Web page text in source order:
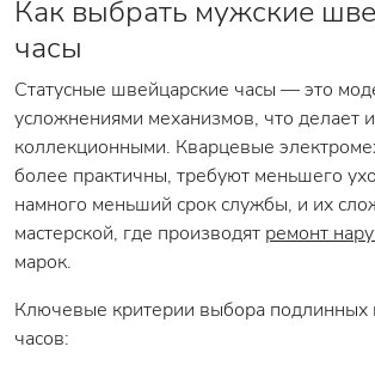
Как выбрать мужские
часы
Статусные швейцарские часы — это
усложнениями механизмов, что делает
коллекционными. Кварцевые
более практичны, требуют меньшего
намного меньший срок службы, и их
мастерской, где производят ремонт
марок.
Ключевые критерии выбора подлинных
часов: